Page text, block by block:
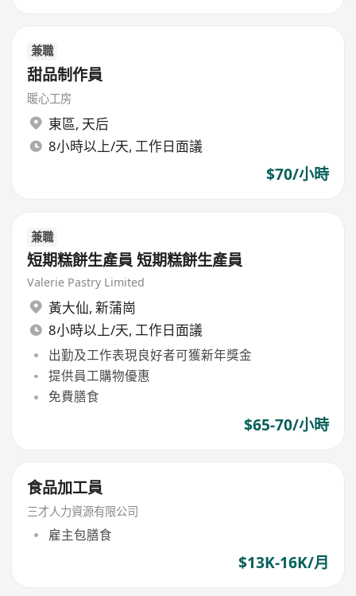
兼職
甜品制作員
暖心工房
東區, 天后
8小時以上/天, 工作日面議
$70/小時
兼職
短期糕餅生產員 短期糕餅生產員
Valerie Pastry Limited
黃大仙, 新蒲崗
8小時以上/天, 工作日面議
出勤及工作表現良好者可獲新年獎金
提供員工購物優惠
免費膳食
$65-70/小時
食品加工員
三才人力資源有限公司
雇主包膳食
$13K-16K/月